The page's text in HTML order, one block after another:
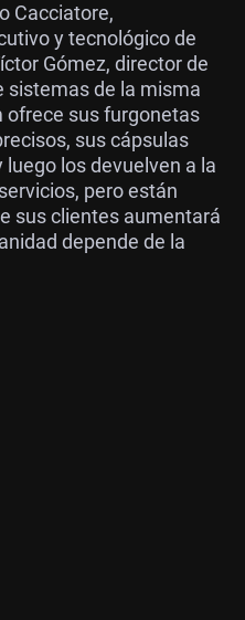
Cacciatore,
y tecnológico de
Gómez, director de
sistemas de la misma
ofrece sus furgonetas
sus cápsulas
los devuelven a la
pero están
sus clientes aumentará
depende de la